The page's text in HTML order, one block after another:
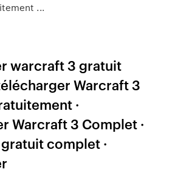
...
warcraft 3 gratuit
Warcraft 3
·
Warcraft 3 Complet ·
complet ·